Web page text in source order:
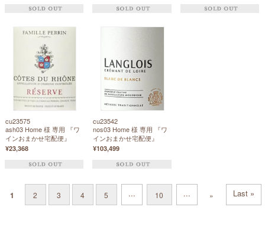
cu23575
ash03 Home 様 専用 『ワ
インおまかせ宅配便』
¥23,368
cu23542
nos03 Home 様 専用 『ワ
インおまかせ宅配便』
¥103,499
1 2 3 4 5 ... 10 ... » Last »